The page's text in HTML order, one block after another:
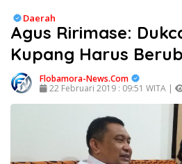
Daerah
Agus Ririmase:
Kupang Harus
Flobamora-News.Com
22 Februari 2019 : 09:51 WITA |